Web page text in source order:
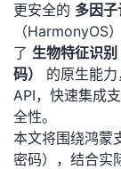
我
的
博
客
我
的
论
我
的
我
更安全的 ​ 多因
（HarmonyOS
了 ​ 生物特征识别
码）​
的原生能
API，快速集成
全性。
本文将围绕鸿蒙
密码），结合实